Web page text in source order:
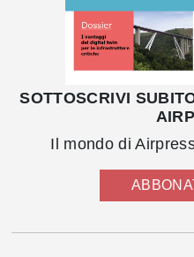
SOTTOSCRIVI
Il mondo di